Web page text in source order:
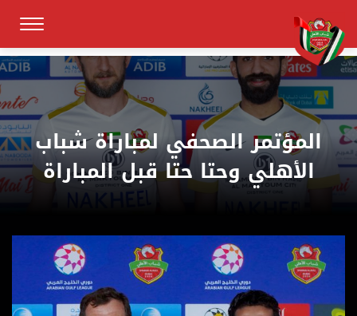
المؤتمر الصحفي لمباراة شباب
الأهلي وحتا حتا قبل المباراة